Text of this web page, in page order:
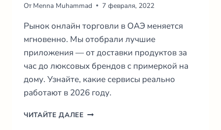
От Menna Muhammad 7 февраля, 2022
Рынок онлайн торговли в ОАЭ меняется
мгновенно. Мы отобрали лучшие
приложения — от доставки продуктов за
час до люксовых брендов с примеркой на
дому. Узнайте, какие сервисы реально
работают в 2026 году.
ЧИТАЙТЕ ДАЛЕЕОНЛАЙН